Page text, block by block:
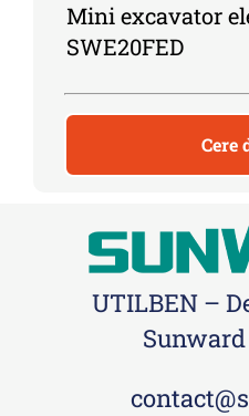
Mini excavator
SWE20FED
Cere
UTILBEN –